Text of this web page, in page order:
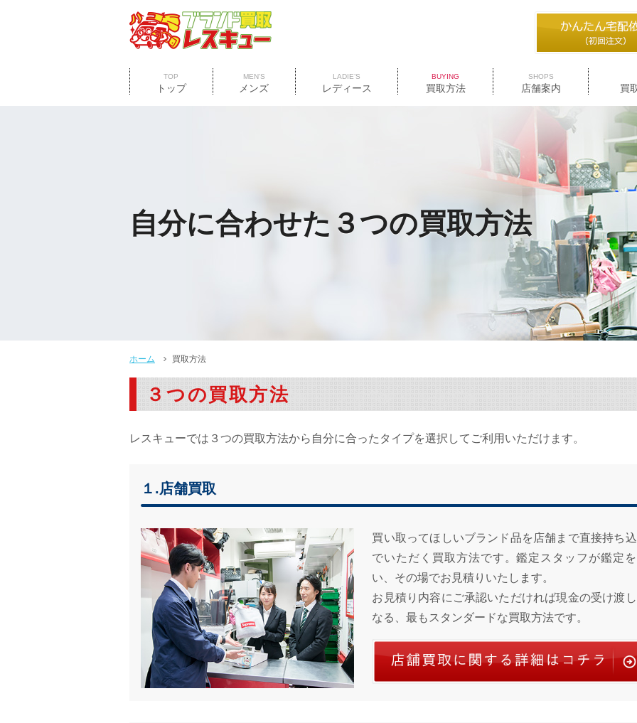
TOP
トップ
MEN’S
メンズ
LADIE’S
レディース
BUYING
買取方法
SHOPS
店舗案内 買
自分に合わせた ３つの買取方法
ホーム 買取方法
３つの買取方法
レスキューでは３つの買取方法から自分に合ったタイプを選択してご利用いただけます。
１.店舗買取
買い取ってほしいブランド品を店舗まで直接持ち
でいただく買取方法です。鑑定スタッフが鑑定
い、その場でお見積りいたします。
お見積り内容にご承認いただければ現金の受け渡
なる、最もスタンダードな買取方法です。